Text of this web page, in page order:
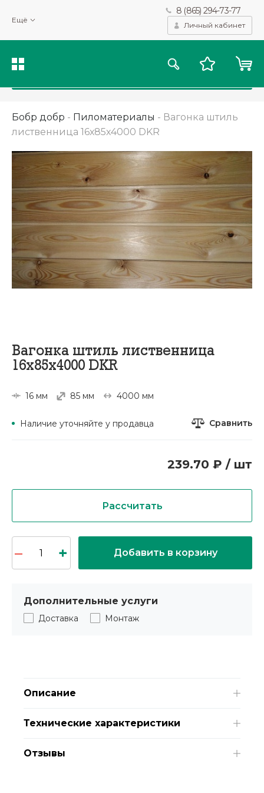
Ещё
8 (865) 294-73-77
Личный кабинет
Бобр добр - Пиломатериалы - Вагонка штиль
лиственница 16х85х4000 DKR
Вагонка штиль лиственница
16х85х4000 DKR
16 мм 85 мм 4000 мм
Наличие уточняйте у продавца Сравнить
239.70 ₽ / шт
Рассчитать
Добавить в корзину
Дополнительные услуги
Доставка Монтаж
Описание
Технические характеристики
Отзывы
Мы используем файлы cookie и другие подобные технологии
для получения данных с целью сбора статистики, повышения
качества рекомендаций и предоставления вам возможности
персонализированного просмотра.Подробнее